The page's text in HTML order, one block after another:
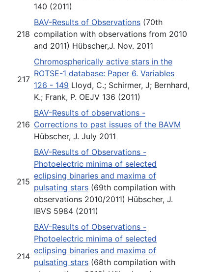
140 (2011)
218
BAV-Results of Observations (70th
compilation with observations from 2010
and 2011) Hübscher,J. Nov. 2011
217
Chromospherically active stars in the
ROTSE-1 database: Paper 6. Variables
126 - 149 Lloyd, C.; Schirmer, J; Bernhard,
K.; Frank, P. OEJV 136 (2011)
216
BAV-Results of observations -
Corrections to past issues of the BAVM
Hübscher, J. July 2011
215
BAV-Results of Observations -
Photoelectric minima of selected
eclipsing binaries and maxima of
pulsating stars (69th compilation with
observations 2010/2011) Hübscher, J.
IBVS 5984 (2011)
214
BAV-Results of Observations -
Photoelectric minima of selected
eclipsing binaries and maxima of
pulsating stars (68th compilation with